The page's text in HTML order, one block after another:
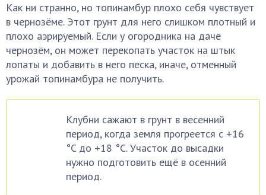
Как ни странно, но топинамбур плохо себя чувствует
в чернозёме. Этот грунт для него слишком плотный и
плохо аэрируемый. Если у огородника на даче
чернозём, он может перекопать участок на штык
лопаты и добавить в него песка, иначе, отменный
урожай топинамбура не получить.
Клубни сажают в грунт в весенний
период, когда земля прогреется с +16
°C до +18 °C. Участок до высадки
нужно подготовить ещё в осенний
период.